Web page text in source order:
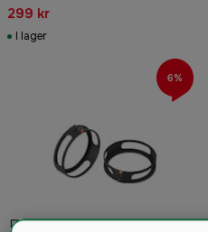
299 kr
I lager
6%